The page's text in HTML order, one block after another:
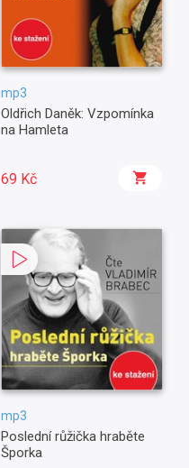
mp3
Oldřich Daněk: Vzpomínka
na Hamleta
69 Kč
mp3
Poslední růžička hraběte
Šporka